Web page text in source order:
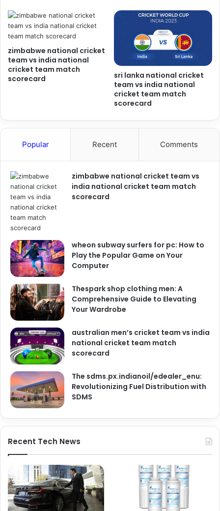
zimbabwe national cricket
team vs india national
cricket team match
scorecard
sri lanka national cricket
team vs india national
cricket team match
scorecard
Popular Recent Comments
zimbabwe national cricket team vs
india national cricket team match
scorecard
wheon subway surfers for pc: How to
Play the Popular Game on Your
Computer
Thespark shop clothing men: A
Comprehensive Guide to Elevating
Your Wardrobe
australian men’s cricket team vs india
national cricket team match
scorecard
The sdms.px.indianoil/edealer_enu:
Revolutionizing Fuel Distribution with
SDMS
Recent Tech News